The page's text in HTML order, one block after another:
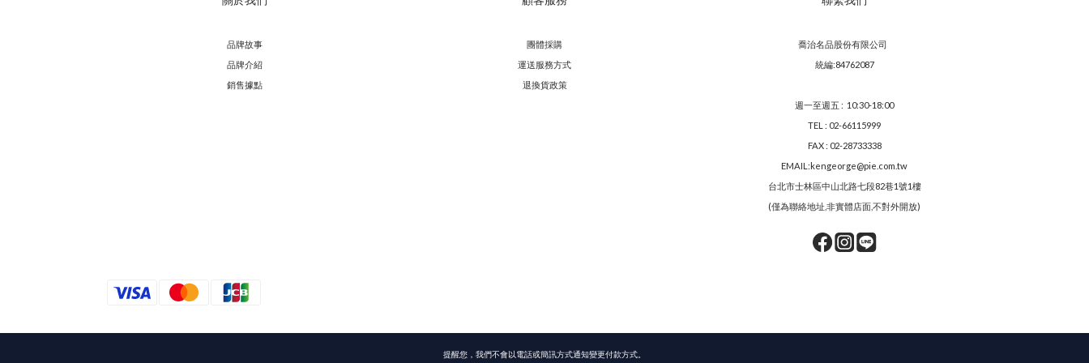
品牌故事
品牌介紹
銷售據點
團體採購
運送服務方式
退換貨政策
喬治名品股份有限公司
統編:84762087
週一至週五 : 10:30-18:00
TEL : 02-66115999
FAX : 02-28733338
EMAIL:kengeorge@pie.com.tw
台北市士林區中山北路七段82巷1號1樓
(僅為聯絡地址,非實體店面,不對外開放)
提醒您，我們不會以電話或簡訊方式通知變更付款方式。